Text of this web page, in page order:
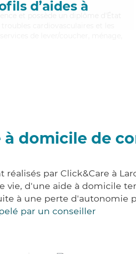
d’aides à
et possède un diplôme d'État
cardiovasculaires et les
à domicile de
réalisés par Click&Care à
d'une aide à domicile
à une perte d'autonomie
par un conseiller